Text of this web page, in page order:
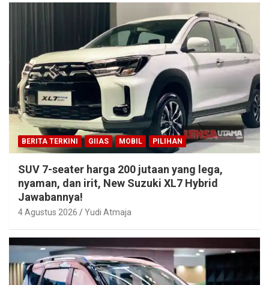
BERITA TERKINI GIIAS MOBIL PILIHAN
SUV 7-seater harga 200 jutaan yang lega,
nyaman, dan irit, New Suzuki XL7 Hybrid
Jawabannya!
4 Agustus 2026 Yudi Atmaja